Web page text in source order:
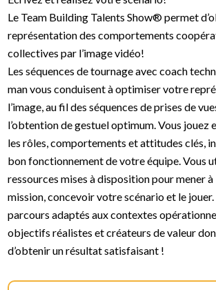
Le Team Building Talents Show® permet
représentation des comportements
collectives par l’image vidéo!
Les séquences de tournage avec coach
man vous conduisent à optimiser votre
l’image, au fil des séquences de prises de
l’obtention de gestuel optimum. Vous jouez
les rôles, comportements et attitudes clés,
bon fonctionnement de votre équipe. Vous
ressources mises à disposition pour mener
mission, concevoir votre scénario et le
parcours adaptés aux contextes
objectifs réalistes et créateurs de valeur
d’obtenir un résultat satisfaisant !